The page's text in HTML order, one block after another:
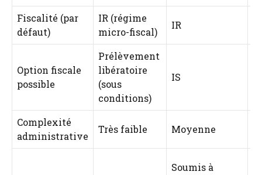
Fiscalité (par
défaut)
IR (régime
micro-fiscal)
IR
Option fiscale
possible
Prélèvement
libératoire
(sous
conditions)
IS
Complexité
administrative
Très faible Moyenne
Soumis à